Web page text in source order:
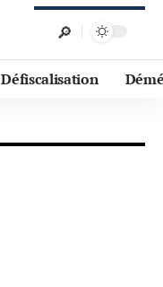
Défiscalisation